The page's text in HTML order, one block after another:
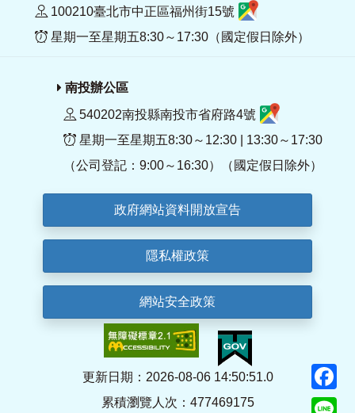
100210臺北市中正區福州街15號
星期一至星期五8:30～17:30（國定假日除外）
南投辦公區
540202南投縣南投市省府路4號
星期一至星期五8:30～12:30 | 13:30～17:30
（公司登記：9:00～16:30）（國定假日除外）
政府網站資料開放宣告
隱私權政策
網站安全政策
更新日期：2026-08-06 14:50:51.0
累積瀏覽人次：477469175